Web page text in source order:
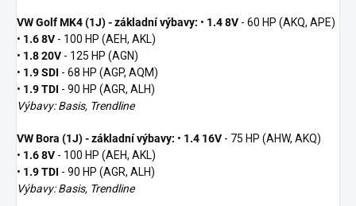
VW Golf MK4 (1J) - základní výbavy: • 1.4 8V - 60 HP (AKQ, APE)
• 1.6 8V - 100 HP (AEH, AKL)
• 1.8 20V - 125 HP (AGN)
• 1.9 SDI - 68 HP (AGP, AQM)
• 1.9 TDI - 90 HP (AGR, ALH)
Výbavy: Basis, Trendline
VW Bora (1J) - základní výbavy: • 1.4 16V - 75 HP (AHW, AKQ)
• 1.6 8V - 100 HP (AEH, AKL)
• 1.9 TDI - 90 HP (AGR, ALH)
Výbavy: Basis, Trendline